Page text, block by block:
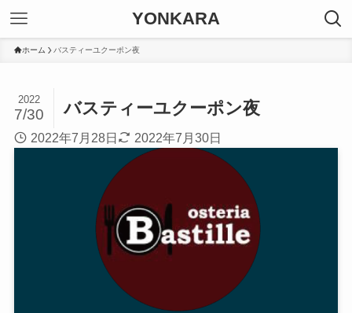
YONKARA
ホーム バスティーユクーポン夜
バスティーユクーポン夜
2022
7/30
2022年7月28日 2022年7月30日